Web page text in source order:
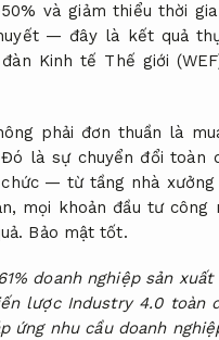
và giảm thiểu thời
— đây là kết quả
Kinh tế Thế giới
phải đơn thuần là
là sự chuyển đổi toàn
— từ tầng nhà xưởng
mọi khoản đầu tư công
Bảo mật tốt.
doanh nghiệp sản xuất
lược Industry 4.0 toàn
ứng nhu cầu doanh